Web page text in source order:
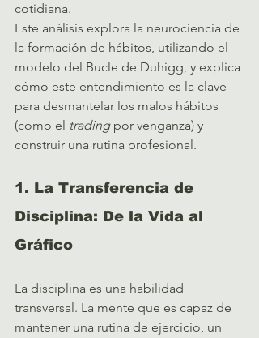
cotidiana.
Este análisis explora la neurociencia de
la formación de hábitos, utilizando el
modelo del Bucle de Duhigg, y explica
cómo este entendimiento es la clave
para desmantelar los malos hábitos
(como el trading por venganza) y
construir una rutina profesional.
1. La Transferencia de
Disciplina: De la Vida al
Gráfico
La disciplina es una habilidad
transversal. La mente que es capaz de
mantener una rutina de ejercicio, un